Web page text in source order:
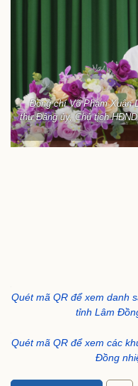
Đồng chí Võ Phạm Xuân
thư Đảng ủy, Chủ tịch
Quét mã QR để xem danh
tỉnh Lâm
Quét mã QR để xem các
Đồng